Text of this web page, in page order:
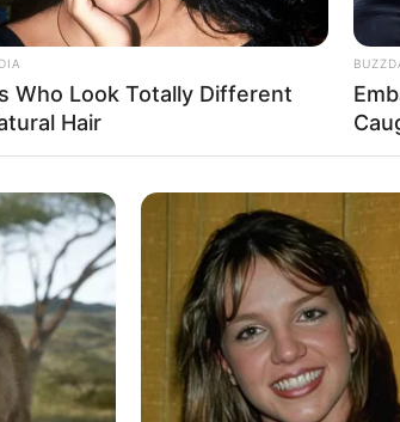
Who Look Totally Different
Hair